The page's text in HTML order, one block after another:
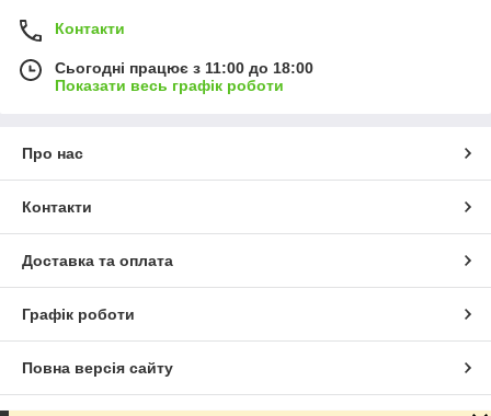
Контакти
Сьогодні працює з 11:00 до 18:00
Показати весь графік роботи
Про нас
Контакти
Доставка та оплата
Графік роботи
Повна версія сайту